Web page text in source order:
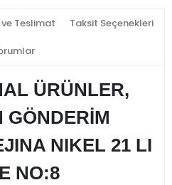
Teslimat Taksit Seçenekleri
ÜRÜNLER,
GÖNDERİM
NIKEL 21 LI
NO:8